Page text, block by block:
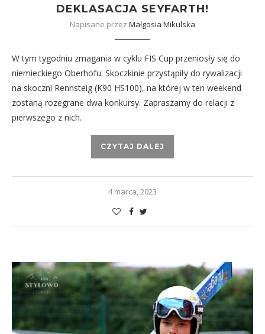
DEKLASACJA SEYFARTH!
Napisane przez Małgosia Mikulska
W tym tygodniu zmagania w cyklu FIS Cup przeniosły się do
niemieckiego Oberhofu. Skoczkinie przystąpiły do rywalizacji
na skoczni Rennsteig (K90 HS100), na której w ten weekend
zostaną rozegrane dwa konkursy. Zapraszamy do relacji z
pierwszego z nich.
CZYTAJ DALEJ
4 marca, 2023